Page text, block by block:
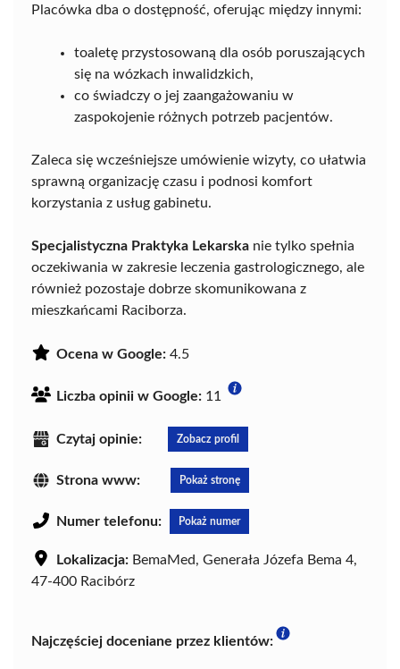
Placówka dba o dostępność, oferując między innymi:
toaletę przystosowaną dla osób poruszających
się na wózkach inwalidzkich,
co świadczy o jej zaangażowaniu w
zaspokojenie różnych potrzeb pacjentów.
Zaleca się wcześniejsze umówienie wizyty, co ułatwia
sprawną organizację czasu i podnosi komfort
korzystania z usług gabinetu.
Specjalistyczna Praktyka Lekarska nie tylko spełnia
oczekiwania w zakresie leczenia gastrologicznego, ale
również pozostaje dobrze skomunikowana z
mieszkańcami Raciborza.
Ocena w Google: 4.5
Liczba opinii w Google: 11
Czytaj opinie: Zobacz profil
Strona www: Pokaż stronę
Numer telefonu: Pokaż numer
Lokalizacja: BemaMed, Generała Józefa Bema 4,
47-400 Racibórz
Najczęściej doceniane przez klientów: